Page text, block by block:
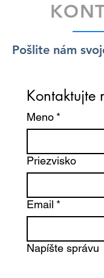
Pošlite nám
Kontaktujte
Meno *
Priezvisko
Email *
Napíšte správu